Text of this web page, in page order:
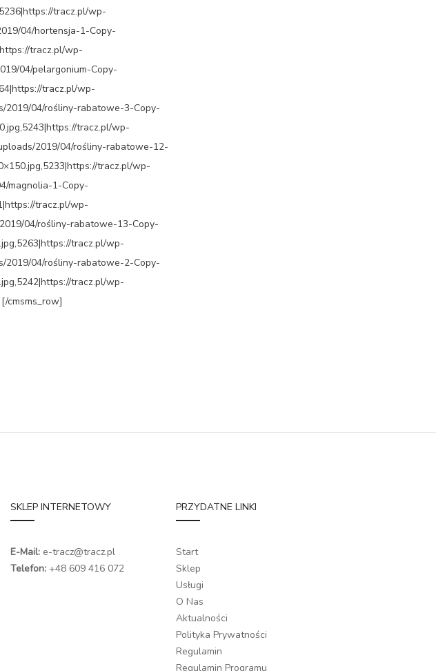
tracz.pl/wp-
04/hortensja-1-Copy-
tracz.pl/wp-
04/pelargonium-Copy-
tracz.pl/wp-
2019/04/rośliny-rabatowe-3-Copy-
tracz.pl/wp-
2019/04/rośliny-rabatowe-12-
tracz.pl/wp-
magnolia-1-Copy-
tracz.pl/wp-
04/rośliny-rabatowe-13-Copy-
tracz.pl/wp-
2019/04/rośliny-rabatowe-2-Copy-
tracz.pl/wp-
cmsms_row]
SKLEP INTERNETOWY
E-Mail: e-tracz@tracz.pl
Telefon: +48 609 416 072
PRZYDATNE LINKI
Start
Sklep
Usługi
O Nas
Aktualności
Polityka Prywatności
Regulamin
Regulamin Programu